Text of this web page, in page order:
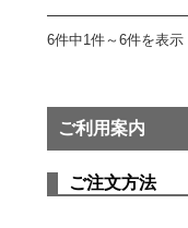
6件中1件～6件を表示
ご利用案内
ご注文方法